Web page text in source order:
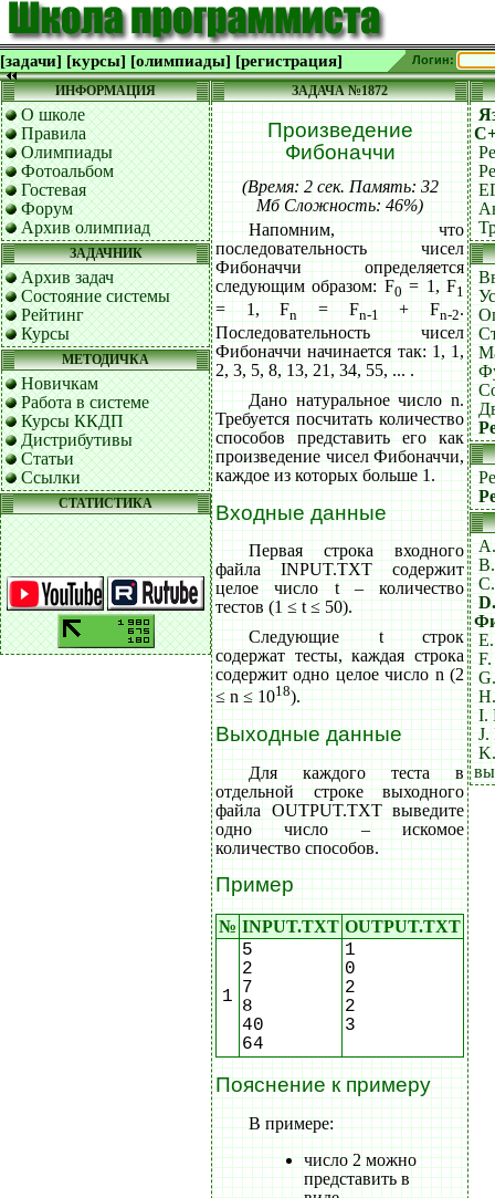
[задачи] [курсы] [олимпиады] [регистрация] Логин:
ИНФОРМАЦИЯ
О школе
Правила
Олимпиады
Фотоальбом
Гостевая
Форум
Архив олимпиад
ЗАДАЧНИК
Архив задач
Состояние системы
Рейтинг
Курсы
МЕТОДИЧКА
Новичкам
Работа в системе
Курсы ККДП
Дистрибутивы
Статьи
Ссылки
СТАТИСТИКА
ЗАДАЧА №1872
Произведение
Фибоначчи
(Время: 2 сек. Память: 32
Мб Сложность: 46%)
Напомним, что
последовательность чисел
Фибоначчи определяется
следующим образом: F0= 1, F1
= 1, Fn= Fn-1+ Fn-2.
Последовательность чисел
Фибоначчи начинается так: 1, 1,
2, 3, 5, 8, 13, 21, 34, 55, ... .
Дано натуральное число n.
Требуется посчитать количество
способов представить его как
произведение чисел Фибоначчи,
каждое из которых больше 1.
Входные данные
Первая строка входного
файла INPUT.TXT содержит
целое число t – количество
тестов (1 ≤ t ≤ 50).
Следующие t строк
содержат тесты, каждая строка
содержит одно целое число n (2
≤ n ≤ 1018).
Выходные данные
Для каждого теста в
отдельной строке выходного
файла OUTPUT.TXT выведите
одно число – искомое
количество способов.
Пример
№ INPUT.TXT OUTPUT.TXT
1
5
2
7
8
40
64
1
0
2
2
3
Пояснение к примеру
В примере:
число 2 можно
представить в
I.
J.